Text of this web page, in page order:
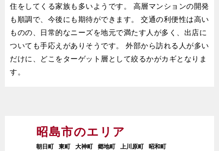
住をしてくる家族も多いようです。 高層マンションの開発
も順調で、今後にも期待ができます。 交通の利便性は高い
ものの、日常的なニーズを地元で満たす人が多く、出店に
ついても手応えがありそうです。 外部から訪れる人が多い
だけに、どこをターゲット層として絞るかがカギとなりま
す。
昭島市のエリア
朝日町 東町 大神町 郷地町 上川原町 昭和町